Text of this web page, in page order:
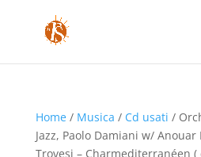
Home/ Musica / Cd usati /
Jazz, Paolo Damiani w/
Trovesi – Charmediterranéen (